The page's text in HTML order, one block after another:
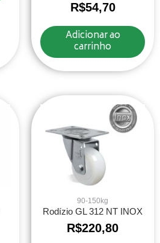
R$54,70
Adicionar ao
carrinho
90-150kg
Rodízio GL 312 NT INOX
R$220,80